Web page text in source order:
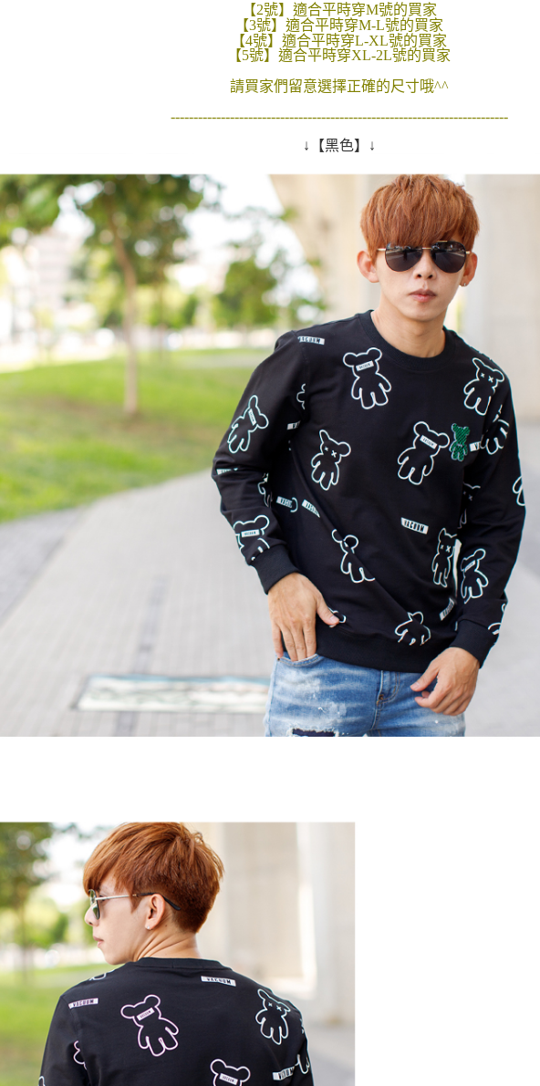
先享後付繳納相關費用。
※ 交易是否成功請以「AFTEE先享後
是否繳費成功／繳費後需取消欲退款
付客戶支援中心」https://
【注意事項】
求債權轉讓予恩沛科技股份有限公司。
https://aftee.tw/terms/#terms3
３．未成年的使用者請事先徵得法定
「AFTEE先享後付」，若未經同意申
任。
４．使用「AFTEE先享後付」時，將
即時審查核予不同之上限額度；若仍
結果請求用戶進行身份認證。
５．嚴禁一人註冊多個帳號或使用他
形，恩沛科技股份有限公司將有權停
動。
每筆NT$80，滿NT$1,800(含以上)
先付款後7-11取貨
【2號】適合平時穿M號的買家
【3號】適合平時穿M-L號的買家
【4號】適合平時穿L-XL號的買家
【5號】適合平時穿XL-2L號的買家
請買家們留意選擇正確的尺寸哦^^
--------------------------------------------------------------------------
↓【黑色】↓